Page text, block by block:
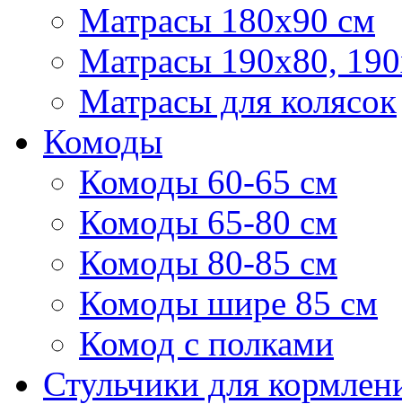
Матрасы 180х90 см
Матрасы 190х80,
Матрасы для колясок
Комоды
Комоды 60-65 см
Комоды 65-80 см
Комоды 80-85 см
Комоды шире 85 см
Комод с полками
Стульчики для